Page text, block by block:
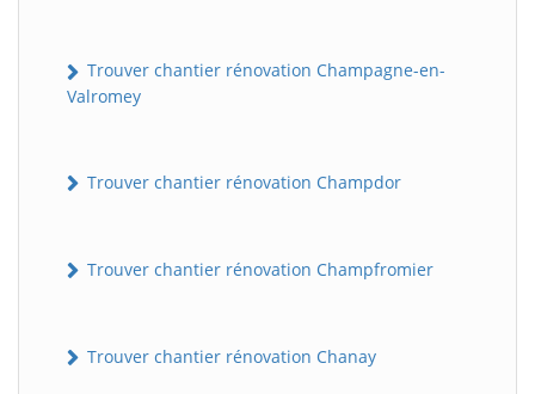
Trouver chantier rénovation Champagne-en-
Valromey
Trouver chantier rénovation Champdor
Trouver chantier rénovation Champfromier
Trouver chantier rénovation Chanay